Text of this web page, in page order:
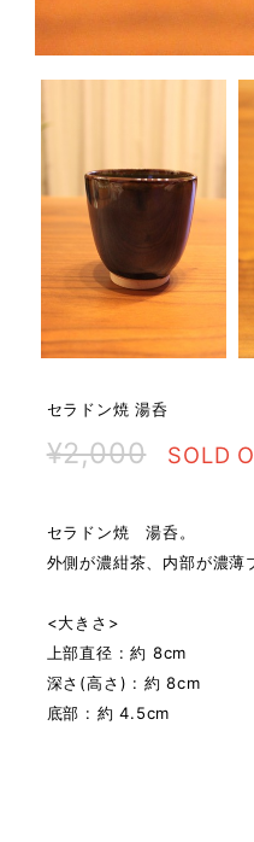
セラドン焼 湯呑
¥2,000 SOLD
セラドン焼 湯呑。
外側が濃紺茶、内部が濃
<大きさ>
上部直径 : 約 8cm
深さ(高さ) : 約 8cm
底部 : 約 4.5cm